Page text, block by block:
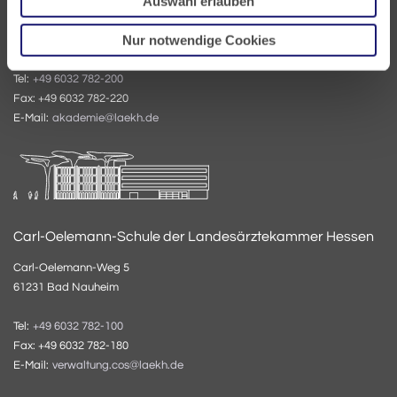
Nur notwendige Cookies
Carl-Oelemann-Weg 5
Tel: +49 6032 782-200
Fax: +49 6032 782-220
E-Mail: akademie@laekh.de
Carl-Oelemann-Schule der Landesärztekammer Hessen
Carl-Oelemann-Weg 5
61231 Bad Nauheim
Tel: +49 6032 782-100
Fax: +49 6032 782-180
E-Mail: verwaltung.cos@laekh.de